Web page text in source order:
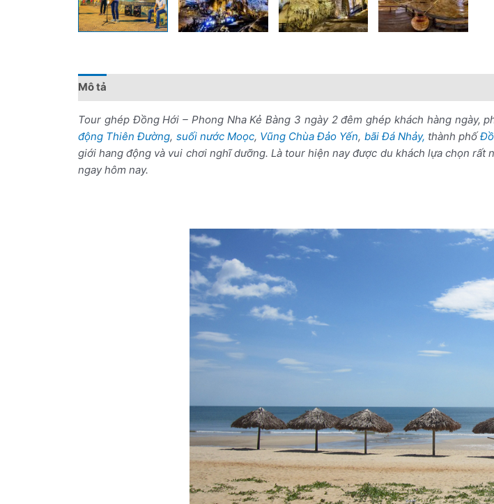
Mô tả
Tour ghép Đồng Hới – Phong Nha Kẻ Bàng 3 ngày 2 đêm ghép khách hàng ngày,
động Thiên Đường, suối nước Moọc, Vũng Chùa Đảo Yến, bãi Đá Nhảy, thành phố
giới hang động và vui chơi nghĩ dưỡng. Là tour hiện nay được du khách lựa chọn
ngay hôm nay.